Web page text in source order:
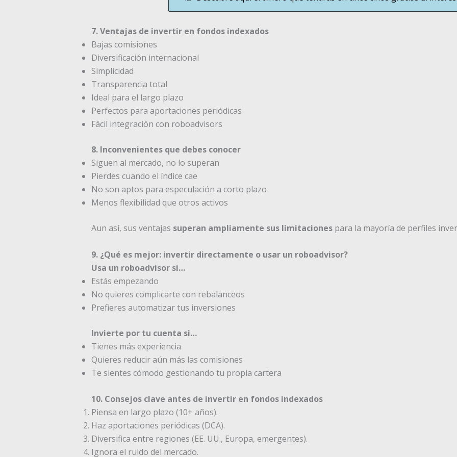
7. Ventajas de invertir en fondos indexados
Bajas comisiones
Diversificación internacional
Simplicidad
Transparencia total
Ideal para el largo plazo
Perfectos para aportaciones periódicas
Fácil integración con roboadvisors
8. Inconvenientes que debes conocer
Siguen al mercado, no lo superan
Pierdes cuando el índice cae
No son aptos para especulación a corto plazo
Menos flexibilidad que otros activos
Aun así, sus ventajas superan ampliamente sus limitacionespara la mayoría de perfiles
9. ¿Qué es mejor: invertir directamente o usar un roboadvisor?
Usa un roboadvisor si…
Estás empezando
No quieres complicarte con rebalanceos
Prefieres automatizar tus inversiones
Invierte por tu cuenta si…
Tienes más experiencia
Quieres reducir aún más las comisiones
Te sientes cómodo gestionando tu propia cartera
10. Consejos clave antes de invertir en fondos indexados
Piensa en largo plazo (10+ años).
Haz aportaciones periódicas (DCA).
Diversifica entre regiones (EE. UU., Europa, emergentes).
Ignora el ruido del mercado.